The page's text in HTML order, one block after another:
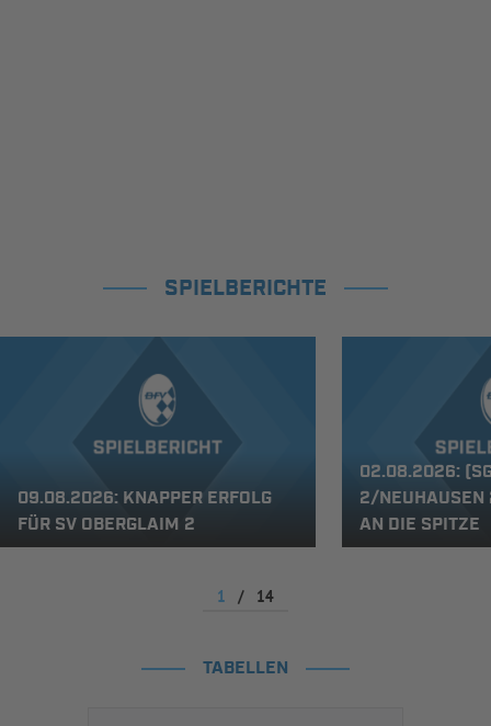
SPIELBERICHTE
09.08.2026: KNAPPER ERFOLG
FÜR SV OBERGLAIM 2
02.08.2026:
2/NEUHAUSEN
N DIE SPITZE
1 / 14
TABELLEN